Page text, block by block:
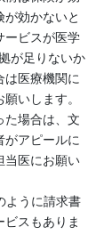
効かないと
ービスが医学
が足りないか
は医療機関に
いします。
た場合は、文
がアピールに
当医にお願い
ように請求書
スもありま